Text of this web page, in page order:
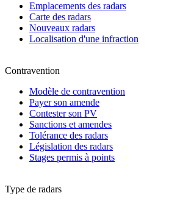
Emplacements des radars
Carte des radars
Nouveaux radars
Localisation d'une infraction
Contravention
Modèle de contravention
Payer son amende
Contester son PV
Sanctions et amendes
Tolérance des radars
Législation des radars
Stages permis à points
Type de radars